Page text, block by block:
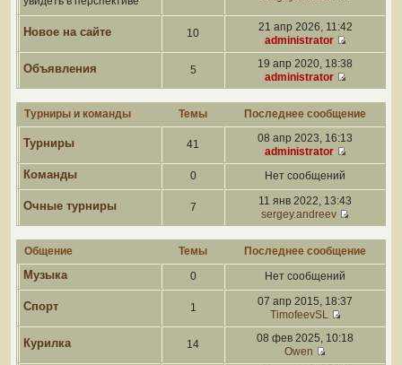
Новое на сайте 10
21 апр 2026, 11:42
administrator
Объявления 5
19 апр 2020, 18:38
administrator
Турниры и команды Темы Последнее сообщение
Турниры 41
08 апр 2023, 16:13
administrator
Команды 0 Нет сообщений
Очные турниры 7
11 янв 2022, 13:43
sergey.andreev
Общение Темы Последнее сообщение
Музыка 0 Нет сообщений
Спорт 1
07 апр 2015, 18:37
TimofeevSL
Курилка 14
08 фев 2025, 10:18
Owen